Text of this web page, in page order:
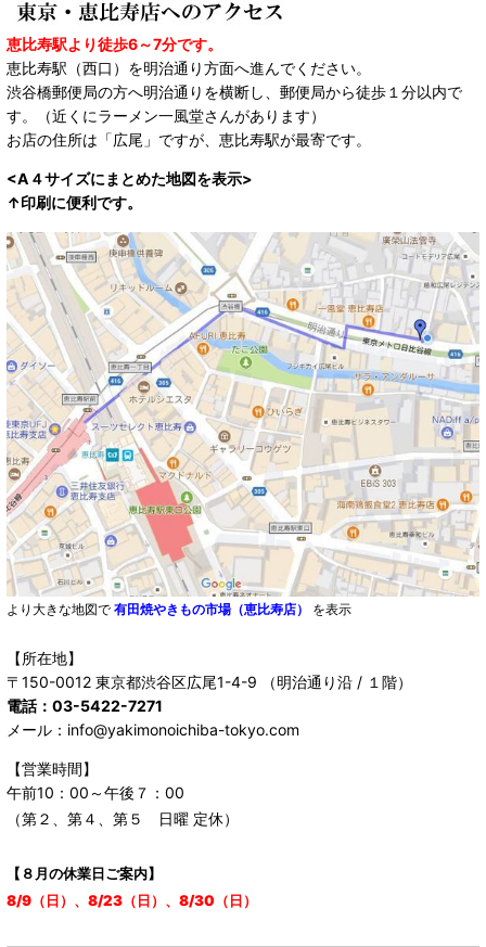
恵比寿駅より徒歩6～7分です。
恵比寿駅（西口）を明治通り方面へ進んでください。
渋谷橋郵便局の方へ明治通りを横断し、郵便局から徒歩１分以内で
す。（近くにラーメン一風堂さんがあります）
お店の住所は「広尾」ですが、恵比寿駅が最寄です。
<A４サイズにまとめた地図を表示>
↑印刷に便利です。
より大きな地図で 有田焼やきもの市場（恵比寿店） を表示
【所在地】
〒150-0012 東京都渋谷区広尾1-4-9 （明治通り沿 / １階）
電話：03-5422-7271
メール：info@yakimonoichiba-tokyo.com
【営業時間】
午前10：00～午後７：00
（第２、第４、第５ 日曜 定休）
【８月の休業日ご案内】
8/9（日）、8/23（日）、8/30（日）